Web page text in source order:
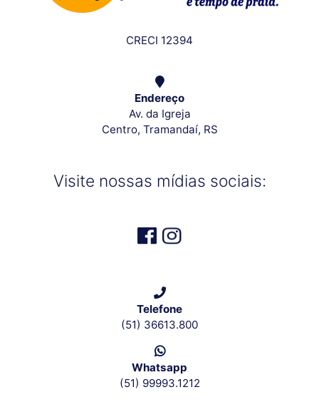
CRECI 12394
Endereço
Av. da Igreja
Centro, Tramandaí, RS
Visite nossas mídias sociais:
Telefone
(51) 36613.800
Whatsapp
(51) 99993.1212